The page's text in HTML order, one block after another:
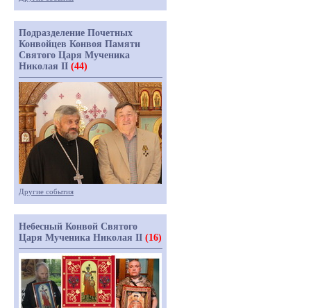
Подразделение Почетных
Конвойцев Конвоя Памяти
Святого Царя Мученика
Николая II (44)
Другие события
Небесный Конвой Святого
Царя Мученика Николая II (16)